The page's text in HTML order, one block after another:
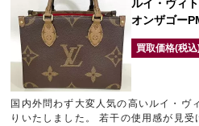
ルイ・ヴィ
オンザゴー
買取価格(税込
国内外問わず大変人気の高いルイ・ヴ
りいたしました。 若干の使用感が見受けられましたが比較的綺麗な状